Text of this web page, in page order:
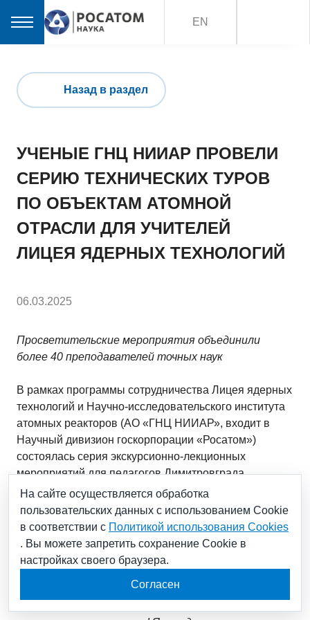
EN
Назад в раздел
УЧЕНЫЕ ГНЦ НИИАР ПРОВЕЛИ
СЕРИЮ ТЕХНИЧЕСКИХ ТУРОВ
ПО ОБЪЕКТАМ АТОМНОЙ
ОТРАСЛИ ДЛЯ УЧИТЕЛЕЙ
ЛИЦЕЯ ЯДЕРНЫХ ТЕХНОЛОГИЙ
06.03.2025
Просветительские мероприятия объединили
более 40 преподавателей точных наук
В рамках программы сотрудничества Лицея ядерных
технологий и Научно-исследовательского института
атомных реакторов (АО «ГНЦ НИИАР», входит в
Научный дивизион госкорпорации «Росатом»)
состоялась серия экскурсионно-лекционных
мероприятий для педагогов Димитровграда.
Научные лаборатории, реакторные установки и
производственные подразделения предприятия
посетили преподаватели физики, математики,
информатики и химии. Отдельную насыщенную
программу подготовили для учителей биологии,
географии и представителей начальной школы.
На сайте осуществляется обработка
пользовательских данных с использованием Cookie
в соответствии с Политикой использования Cookies
. Вы можете запретить сохранение Cookie в
настройках своего браузера.
Согласен